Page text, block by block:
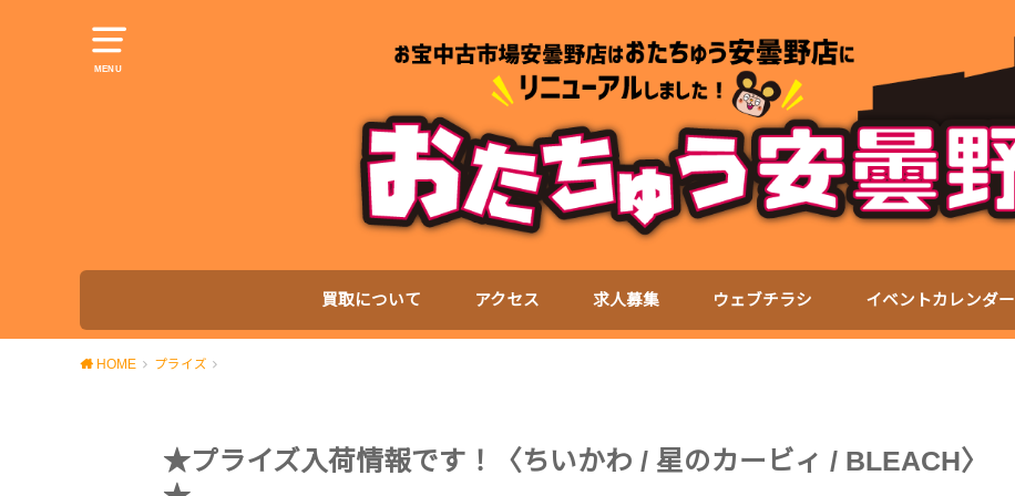
MENU
買取について アクセス 求人募集 ウェブチラシ イベントカレンダー
HOME プライズ
★プライズ入荷情報です！〈ちいかわ / 星のカービィ / BLEACH〉